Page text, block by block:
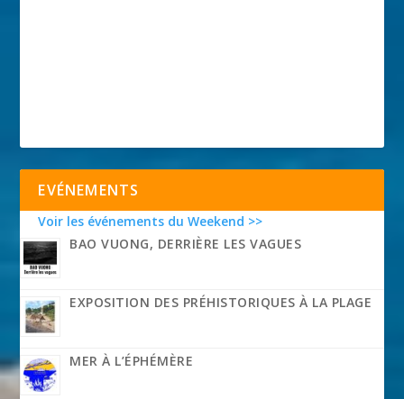
EVÉNEMENTS
Voir les événements du Weekend >>
BAO VUONG, DERRIÈRE LES VAGUES
EXPOSITION DES PRÉHISTORIQUES À LA PLAGE
MER À L’ÉPHÉMÈRE